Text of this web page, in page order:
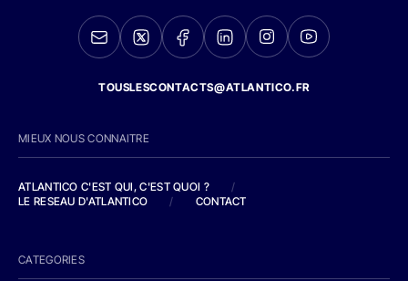
TOUSLESCONTACTS@ATLANTICO.FR
MIEUX NOUS CONNAITRE
ATLANTICO C'EST QUI, C'EST QUOI ?
/
LE RESEAU D'ATLANTICO
/ CONTACT
CATEGORIES